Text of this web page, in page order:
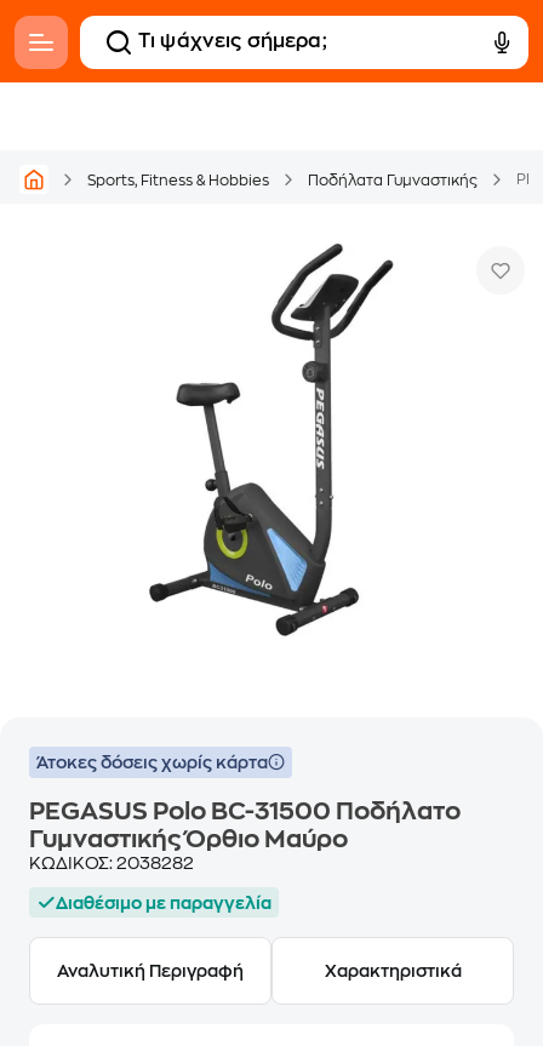
Sports, Fitness & Hobbies Ποδήλατα Γυμναστικής
Άτοκες δόσεις χωρίς κάρτα
PEGASUS Polo BC-31500 Ποδήλατο
Γυμναστικής Όρθιο Μαύρο
ΚΩΔΙΚΟΣ: 2038282
Διαθέσιμο με παραγγελία
Αναλυτική Περιγραφή Χαρακτηριστικά